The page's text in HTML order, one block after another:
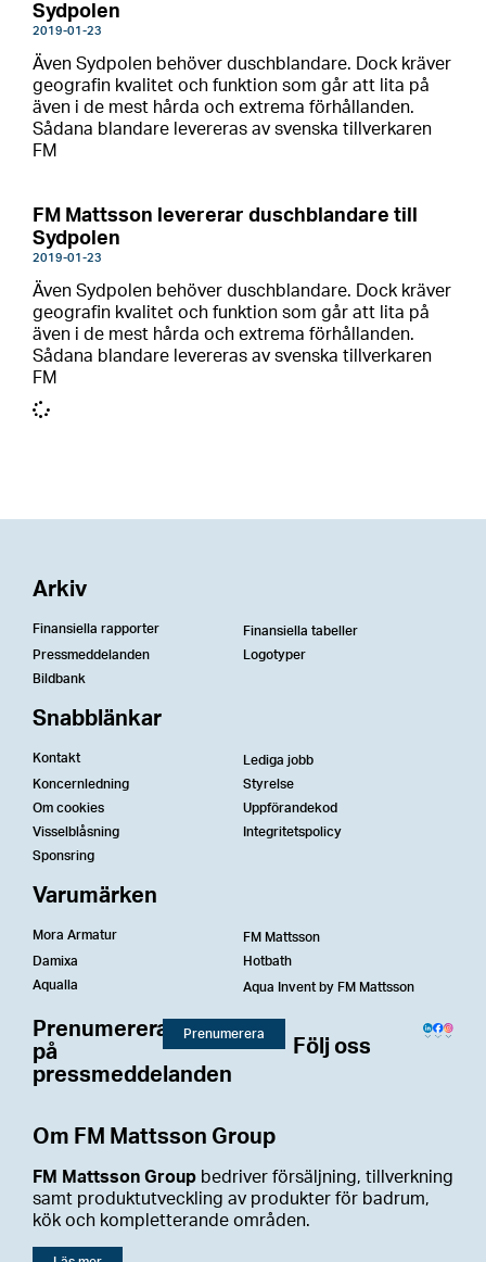
Sydpolen
2019-01-23
Även Sydpolen behöver duschblandare. Dock kräver
geografin kvalitet och funktion som går att lita på
även i de mest hårda och extrema förhållanden.
Sådana blandare levereras av svenska tillverkaren
FM
FM Mattsson levererar duschblandare till
Sydpolen
2019-01-23
Även Sydpolen behöver duschblandare. Dock kräver
geografin kvalitet och funktion som går att lita på
även i de mest hårda och extrema förhållanden.
Sådana blandare levereras av svenska tillverkaren
FM
Om FM Mattsson Group
FM Mattsson Group bedriver försäljning, tillverkning
samt produktutveckling av produkter för badrum,
kök och kompletterande områden.
Arkiv
Finansiella rapporter
Finansiella tabeller
Pressmeddelanden
Logotyper
Bildbank
Snabblänkar
Kontakt
Lediga jobb
Koncernledning
Styrelse
Om cookies
Uppförandekod
Visselblåsning
Integritetspolicy
Sponsring
Varumärken
Mora Armatur
FM Mattsson
Damixa
Hotbath
Aqualla
Aqua Invent by FM Mattsson
Prenumerera
på
pressmeddelanden
Prenumerera
Följ oss